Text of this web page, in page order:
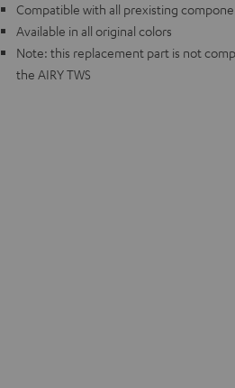
Compatible with all prexisting
Available in all original colors
Note: this replacement part is not
the AIRY TWS